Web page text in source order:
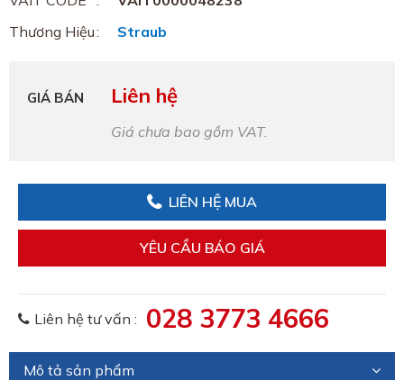
Thương Hiệu
Straub
GIÁ BÁN Liên hệ
Giá chưa bao gồm VAT.
LIÊN HỆ MUA
YÊU CẦU BÁO GIÁ
Liên hệ tư vấn : 028 3773 4666
Mô tả sản phẩm